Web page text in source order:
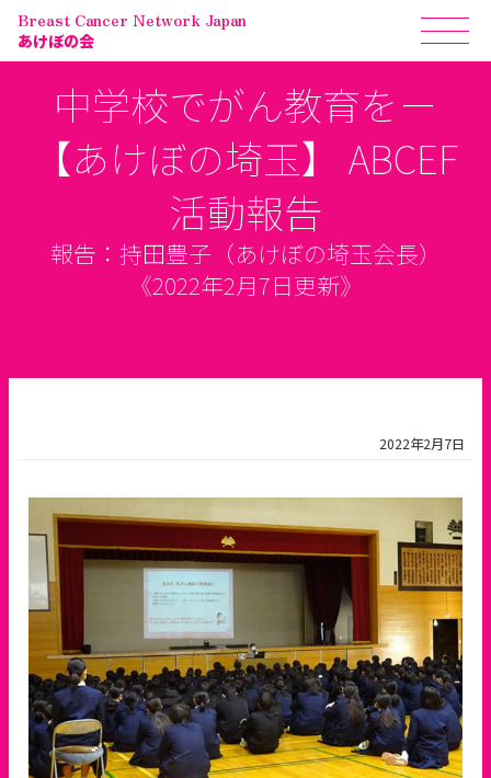
Breast Cancer Network Japan
あけぼの会
中学校でがん教育をー
【あけぼの埼玉】 ABCEF
活動報告
報告：持田豊子（あけぼの埼玉会長）
《2022年2月7日更新》
2022年2月7日